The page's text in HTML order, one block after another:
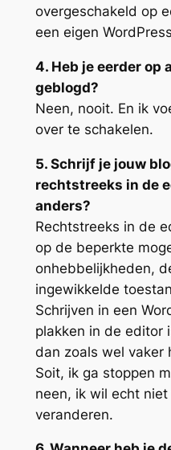
overgeschakeld op
een eigen
4. Heb je eerder op
geblogd?
Neen, nooit. En ik
over te schakelen.
5. Schrijf je jouw
rechtstreeks in de
anders?
Rechtstreeks in de
op de beperkte
onhebbelijkheden,
ingewikkelde
Schrijven in een
plakken in de editor
dan zoals wel vaker
Soit, ik ga stoppen
neen, ik wil echt
veranderen.